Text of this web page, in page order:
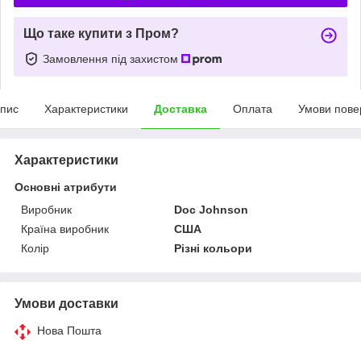
Що таке купити з Пром?
Замовлення під захистом
Характеристики Доставка Оплата Умови
Характеристики
Основні атрибути
Виробник
Doc Johnson
Країна виробник
США
Колір
Різні кольори
Умови доставки
Нова Пошта